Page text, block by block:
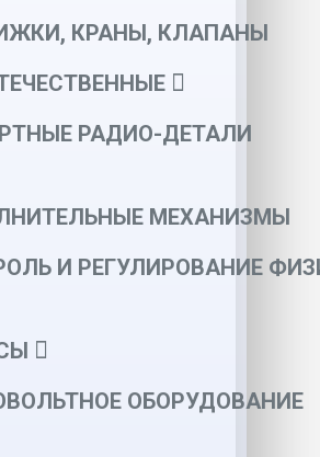
КРАНЫ, КЛАПАНЫ
РАДИО-ДЕТАЛИ
МЕХАНИЗМЫ
И РЕГУЛИРОВАНИЕ
ОБОРУДОВАНИЕ